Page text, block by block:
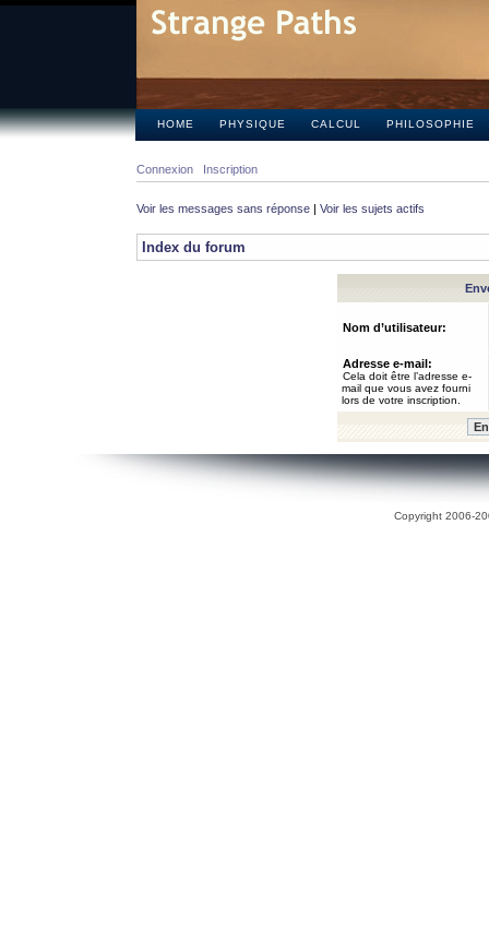
HOME PHYSIQUE CALCUL PHILOSOPHIE
Connexion Inscription
Voir les messages sans réponse | Voir les sujets actifs
Index du forum
Nom d’utilisateur:
Adresse e-mail:
Cela doit être l’adresse e-
mail que vous avez fourni
lors de votre inscription.
Copyright 2006-